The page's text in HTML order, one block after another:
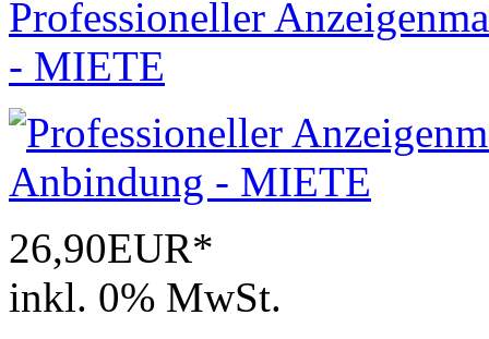
Professioneller
- MIETE
26,90EUR*
inkl. 0% MwSt.